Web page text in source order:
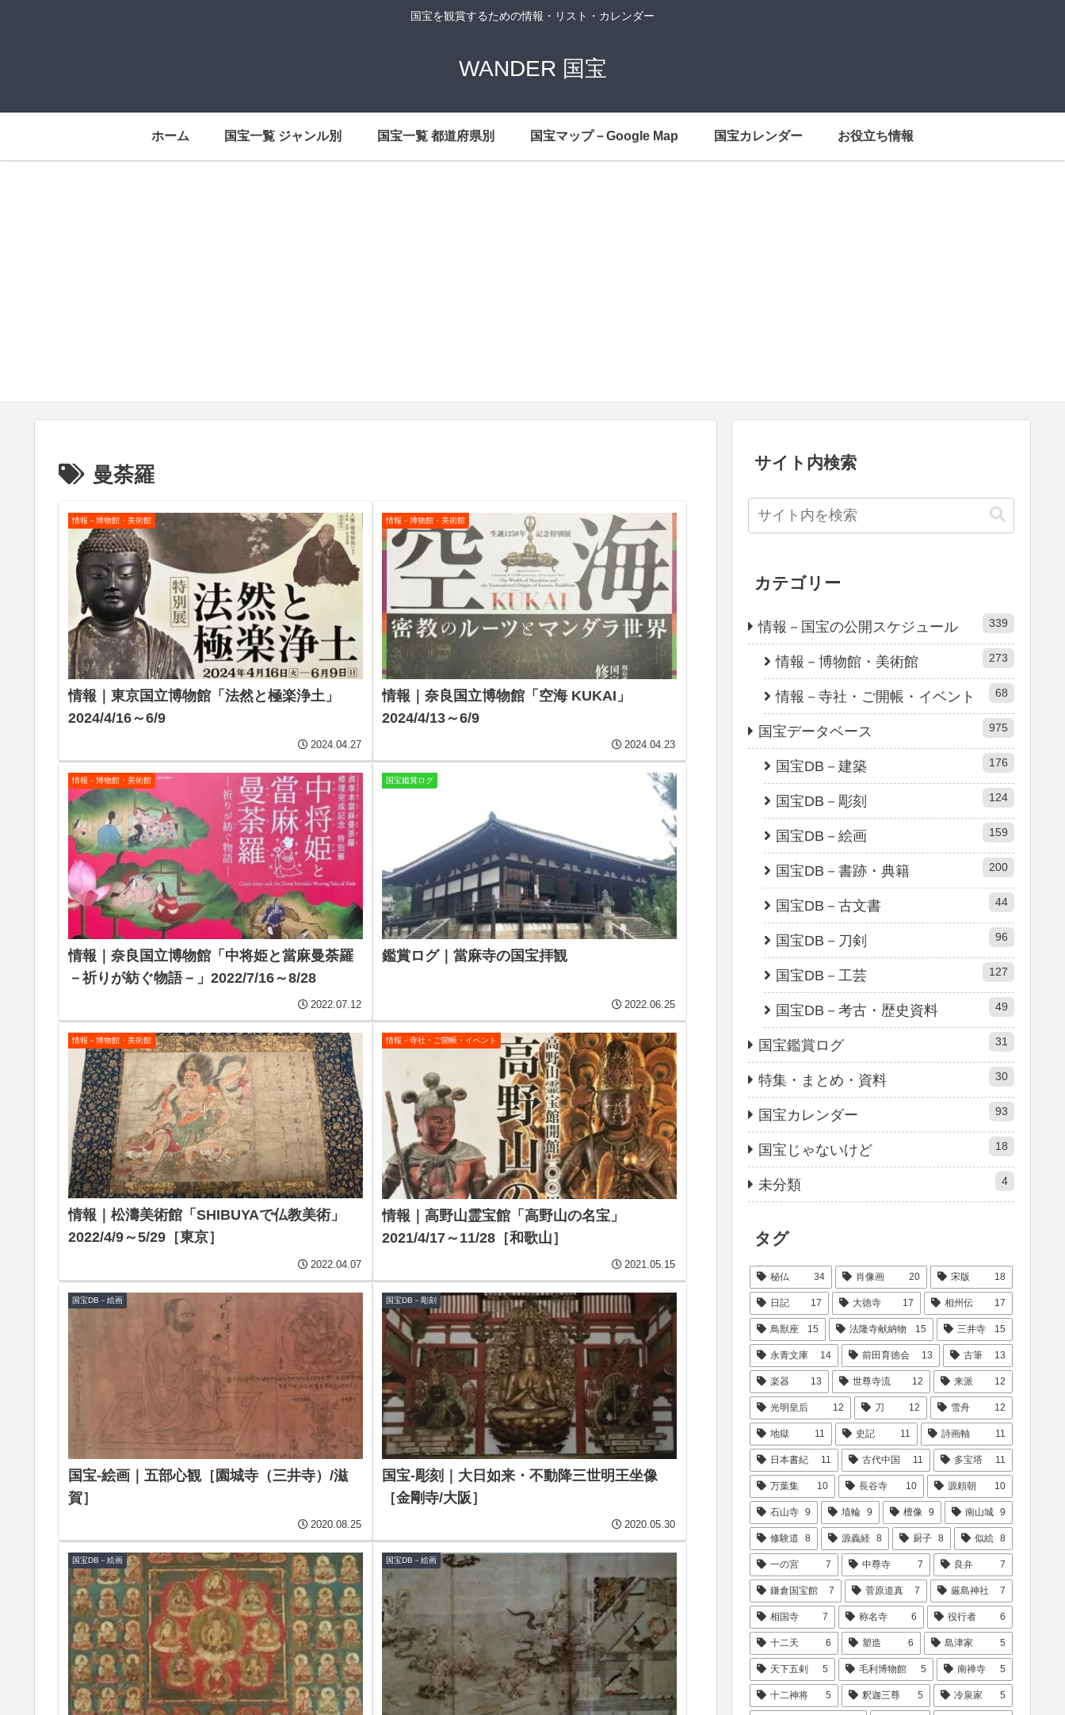
国宝を観賞するための情報・リスト・カレンダー
WANDER 国宝
ホーム 国宝一覧 ジャンル別 国宝一覧 都道府県別 国宝マップ－Google Map 国宝カレンダー お役立ち情報
曼荼羅
情報－博物館・美術館
情報｜東京国立博物館「法然と極楽浄土」
2024/4/16～6/9
2024.04.27
情報－博物館・美術館
情報｜奈良国立博物館「空海 KUKAI」
2024/4/13～6/9
2024.04.23
情報－博物館・美術館
情報｜奈良国立博物館「中将姫と當麻曼荼羅
－祈りが紡ぐ物語－」2022/7/16～8/28
2022.07.12
国宝鑑賞ログ
鑑賞ログ｜當麻寺の国宝拝観
2022.06.25
情報－博物館・美術館
情報｜松濤美術館「SHIBUYAで仏教美術」
2022/4/9～5/29［東京］
2022.04.07
情報－寺社・ご開帳・イベント
情報｜高野山霊宝館「高野山の名宝」
2021/4/17～11/28［和歌山］
2021.05.15
国宝DB－絵画
国宝-絵画｜五部心観［園城寺（三井寺）/滋
賀］
2020.08.25
国宝DB－彫刻
国宝-彫刻｜大日如来・不動降三世明王坐像
［金剛寺/大阪］
2020.05.30
国宝DB－絵画 国宝DB－絵画
サイト内検索
カテゴリー
情報－国宝の公開スケジュール 339
情報－博物館・美術館 273
情報－寺社・ご開帳・イベント 68
国宝データベース 975
国宝DB－建築 176
国宝DB－彫刻 124
国宝DB－絵画 159
国宝DB－書跡・典籍 200
国宝DB－古文書 44
国宝DB－刀剣 96
国宝DB－工芸 127
国宝DB－考古・歴史資料 49
国宝鑑賞ログ 31
特集・まとめ・資料 30
国宝カレンダー 93
国宝じゃないけど 18
未分類 4
タグ
秘仏 34 肖像画 20 宋版 18
日記 17 大徳寺 17 相州伝 17
鳥獣座 15 法隆寺献納物 15 三井寺 15
永青文庫 14 前田育徳会 13 古筆 13
楽器 13 世尊寺流 12 来派 12
光明皇后 12 刀 12 雪舟 12
地獄 11 史記 11 詩画軸 11
日本書紀 11 古代中国 11 多宝塔 11
万葉集 10 長谷寺 10 源頼朝 10
石山寺 9 埴輪 9 檀像 9 南山城 9
修験道 8 源義経 8 厨子 8 似絵 8
一の宮 7 中尊寺 7 良弁 7
鎌倉国宝館 7 菅原道真 7 厳島神社 7
相国寺 7 称名寺 6 役行者 6
十二天 6 塑造 6 島津家 5
天下五剣 5 毛利博物館 5 南禅寺 5
十二神将 5 釈迦三尊 5 冷泉家 5